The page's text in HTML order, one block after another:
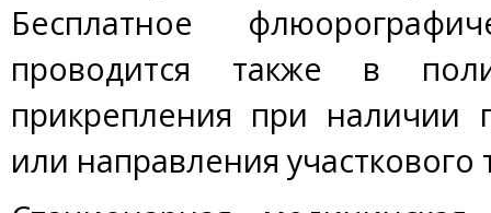
Бесплатное
проводится также в
прикрепления при наличии
или направления участкового